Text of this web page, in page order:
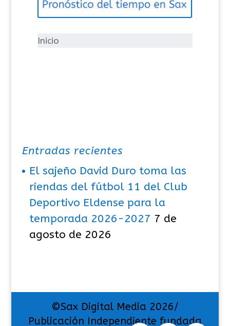
íInicio
Entradas recientes
El sajeño David Duro toma las
riendas del fútbol 11 del Club
Deportivo Eldense para la
temporada 2026-2027 7 de
agosto de 2026
©Sax Digital Media 2026/
Publicación Independiente fundada